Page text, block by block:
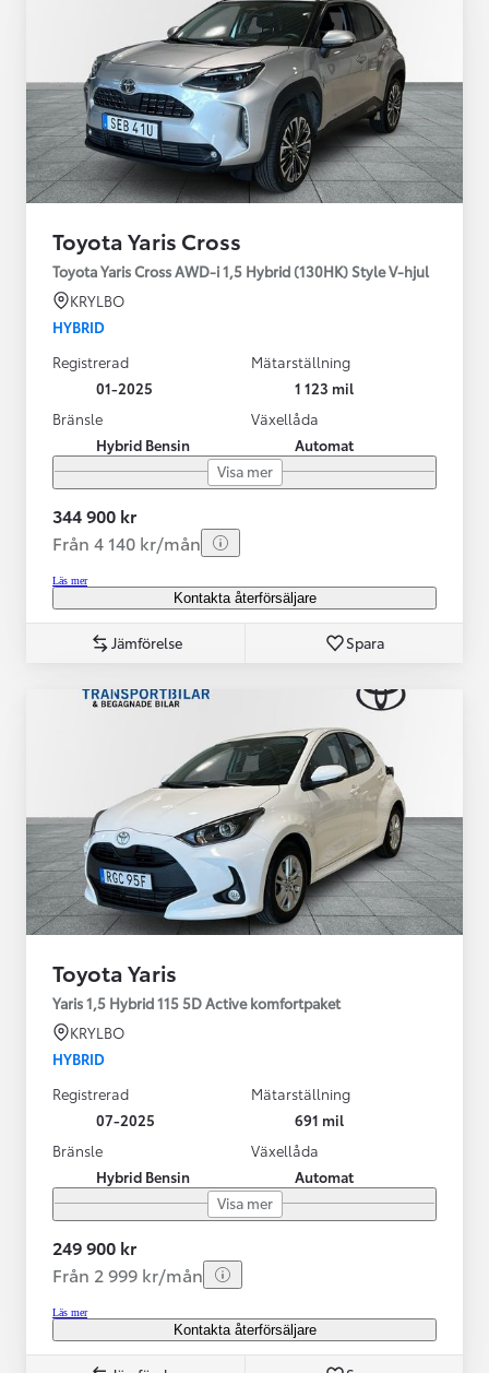
Toyota Yaris Cross
Toyota Yaris Cross AWD-i 1,5 Hybrid (130HK) Style V-hjul
KRYLBO
HYBRID
Registrerad
01-2025
Mätarställning
1 123 mil
Bränsle
Hybrid Bensin
Växellåda
Automat
Visa mer
344 900 kr
Från 4 140 kr/mån
Läs mer
Kontakta återförsäljare
Jämförelse Spara
Toyota Yaris
Yaris 1,5 Hybrid 115 5D Active komfortpaket
KRYLBO
HYBRID
Registrerad
07-2025
Mätarställning
691 mil
Bränsle
Hybrid Bensin
Växellåda
Automat
Visa mer
249 900 kr
Från 2 999 kr/mån
Läs mer
Kontakta återförsäljare